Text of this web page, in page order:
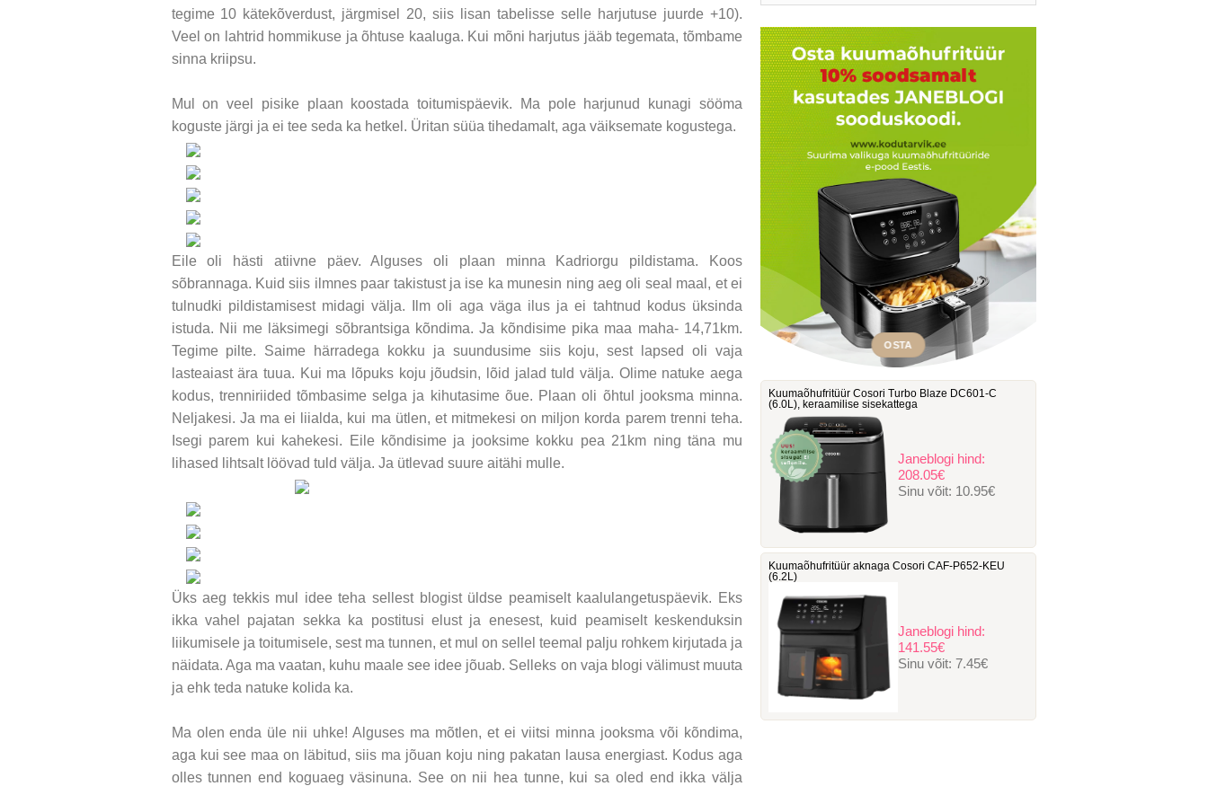
tegime 10 kätekõverdust, järgmisel 20, siis lisan tabelisse selle harjutuse juurde +10).
Veel on lahtrid hommikuse ja õhtuse kaaluga. Kui mõni harjutus jääb tegemata, tõmbame
sinna kriipsu.
Mul on veel pisike plaan koostada toitumispäevik. Ma pole harjunud kunagi sööma
koguste järgi ja ei tee seda ka hetkel. Üritan süüa tihedamalt, aga väiksemate kogustega.
Eile oli hästi atiivne päev. Alguses oli plaan minna Kadriorgu pildistama. Koos
sõbrannaga. Kuid siis ilmnes paar takistust ja ise ka munesin ning aeg oli seal maal, et ei
tulnudki pildistamisest midagi välja. Ilm oli aga väga ilus ja ei tahtnud kodus üksinda
istuda. Nii me läksimegi sõbrantsiga kõndima. Ja kõndisime pika maa maha- 14,71km.
Tegime pilte. Saime härradega kokku ja suundusime siis koju, sest lapsed oli vaja
lasteaiast ära tuua. Kui ma lõpuks koju jõudsin, lõid jalad tuld välja. Olime natuke aega
kodus, trenniriided tõmbasime selga ja kihutasime õue. Plaan oli õhtul jooksma minna.
Neljakesi. Ja ma ei liialda, kui ma ütlen, et mitmekesi on miljon korda parem trenni teha.
Isegi parem kui kahekesi. Eile kõndisime ja jooksime kokku pea 21km ning täna mu
lihased lihtsalt löövad tuld välja. Ja ütlevad suure aitähi mulle.
Üks aeg tekkis mul idee teha sellest blogist üldse peamiselt kaalulangetuspäevik. Eks
ikka vahel pajatan sekka ka postitusi elust ja enesest, kuid peamiselt keskenduksin
liikumisele ja toitumisele, sest ma tunnen, et mul on sellel teemal palju rohkem kirjutada ja
näidata. Aga ma vaatan, kuhu maale see idee jõuab. Selleks on vaja blogi välimust muuta
ja ehk teda natuke kolida ka.
Ma olen enda üle nii uhke! Alguses ma mõtlen, et ei viitsi minna jooksma või kõndima,
aga kui see maa on läbitud, siis ma jõuan koju ning pakatan lausa energiast. Kodus aga
olles tunnen end koguaeg väsinuna. See on nii hea tunne, kui sa oled end ikka välja
OSTA
Kuumaõhufritüür Cosori Turbo Blaze DC601-C
‎(6.0L), keraamilise sisekattega
Janeblogi hind:
208.05€
Sinu võit: 10.95€
Kuumaõhufritüür aknaga Cosori ‎CAF-P652-KEU
(6.2L)
Janeblogi hind:
141.55€
Sinu võit:7.45€